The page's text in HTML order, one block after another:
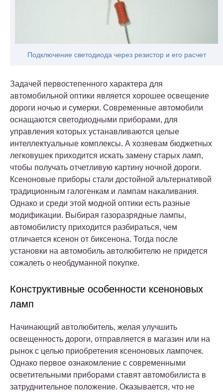
Подключение светодиода через резистор и его расчет
Задачей первостепенного характера для
автомобильной оптики является хорошее освещение
дороги ночью и сумерки. Современные автомобили
оснащаются светодиодными приборами, для
управления которых устанавливаются целые
интеллектуальные комплексы. А хозяевам бюджетных
легковушек приходится искать замену старых ламп,
чтобы получать отчетливую картину ночной дороги.
Ксеноновые приборы стали достойной альтернативой
традиционным галогенкам и лампам накаливания.
Однако и среди этой модной оптики есть разные
модификации. Выбирая газоразрядные лампы,
автомобилисту приходится разбираться, чем
отличается ксенон от биксенона. Тогда после
установки на автомобиль автолюбителю не придется
сожалеть о необдуманной покупке.
Конструктивные особенности ксеноновых
ламп
Начинающий автолюбитель, желая улучшить
освещенность дороги, отправляется в магазин или на
рынок с целью приобретения ксеноновых лампочек.
Однако первое ознакомление с современными
осветительными приборами ставят автомобилиста в
затруднительное положение. Оказывается, что не